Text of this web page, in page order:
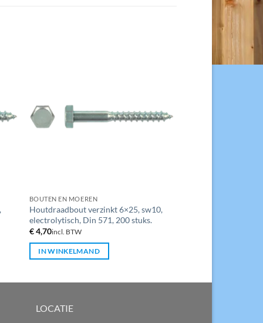
BOUTEN EN MOEREN
Houtdraadbout verzinkt 6×25, sw10,
electrolytisch, Din 571, 200 stuks.
€4,70incl. BTW
IN WINKELMAND
LOCATIE